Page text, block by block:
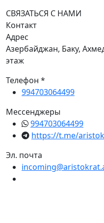
СВЯЗАТЬСЯ С НАМИ
Контакт
Адрес
Азербайджан, Баку,
этаж
Телефон *
994703064499
Мессенджеры
994703064499
https://t.me/
Эл. почта